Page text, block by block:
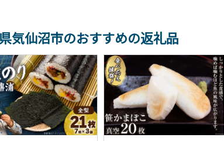
気仙沼市のおすすめの返礼品